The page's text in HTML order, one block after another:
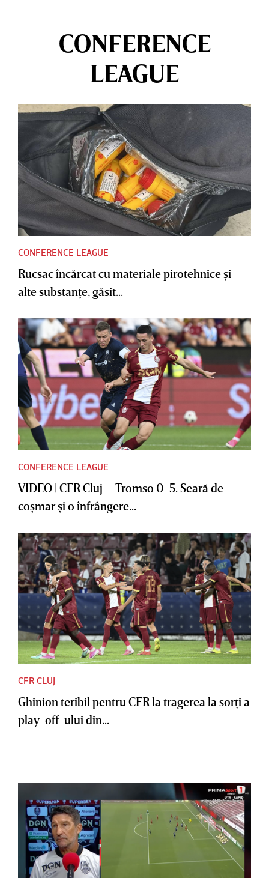
CONFERENCE
LEAGUE
CONFERENCE LEAGUE
Rucsac încărcat cu materiale pirotehnice şi
alte substanţe, găsit...
CONFERENCE LEAGUE
VIDEO | CFR Cluj – Tromso 0-5. Seară de
coşmar şi o înfrângere...
CFR CLUJ
Ghinion teribil pentru CFR la tragerea la sorţi a
play-off-ului din...